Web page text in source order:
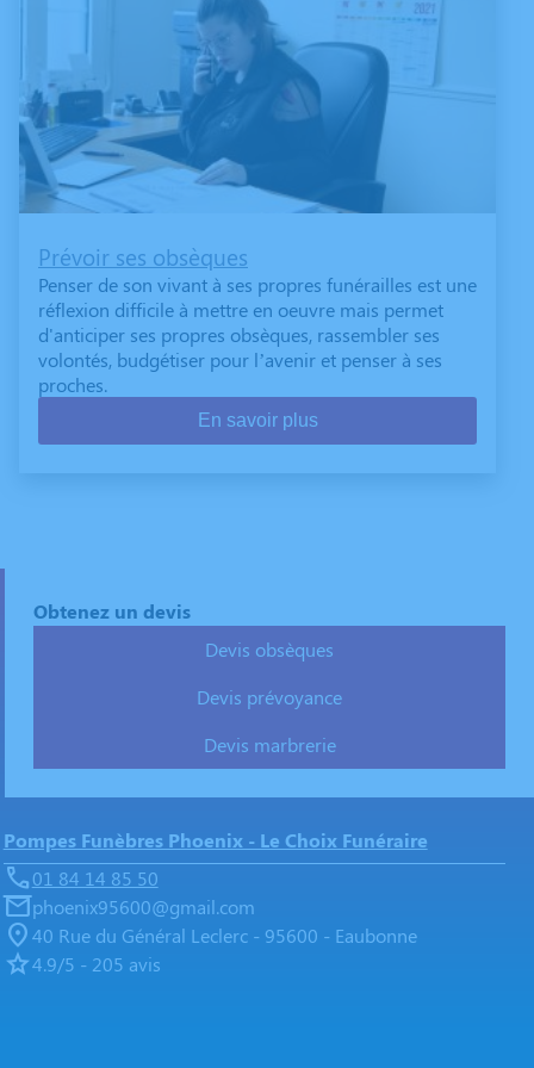
Prévoir ses obsèques
Penser de son vivant à ses propres funérailles est une
réflexion difficile à mettre en oeuvre mais permet
d'anticiper ses propres obsèques, rassembler ses
volontés, budgétiser pour l’avenir et penser à ses
proches.
En savoir plus
Obtenez un devis
Devis obsèques
Devis prévoyance
Devis marbrerie
Pompes Funèbres Phoenix - Le Choix Funéraire
01 84 14 85 50
phoenix95600@gmail.com
40 Rue du Général Leclerc - 95600 - Eaubonne
4.9/5 - 205 avis